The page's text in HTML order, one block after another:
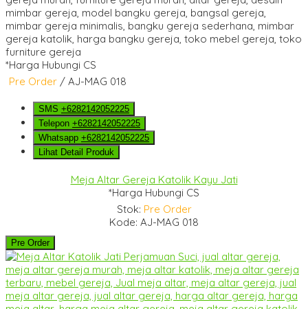
*Harga Hubungi CS
Pre Order / AJ-MAG 018
SMS +6282142052225
Telepon +6282142052225
Whatsapp +6282142052225
Lihat Detail Produk
Meja Altar Gereja Katolik Kayu Jati
*Harga Hubungi CS
Stok: Pre Order
Kode: AJ-MAG 018
Pre Order